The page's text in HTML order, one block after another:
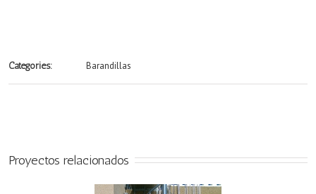
Categories: Barandillas
Proyectos relacionados